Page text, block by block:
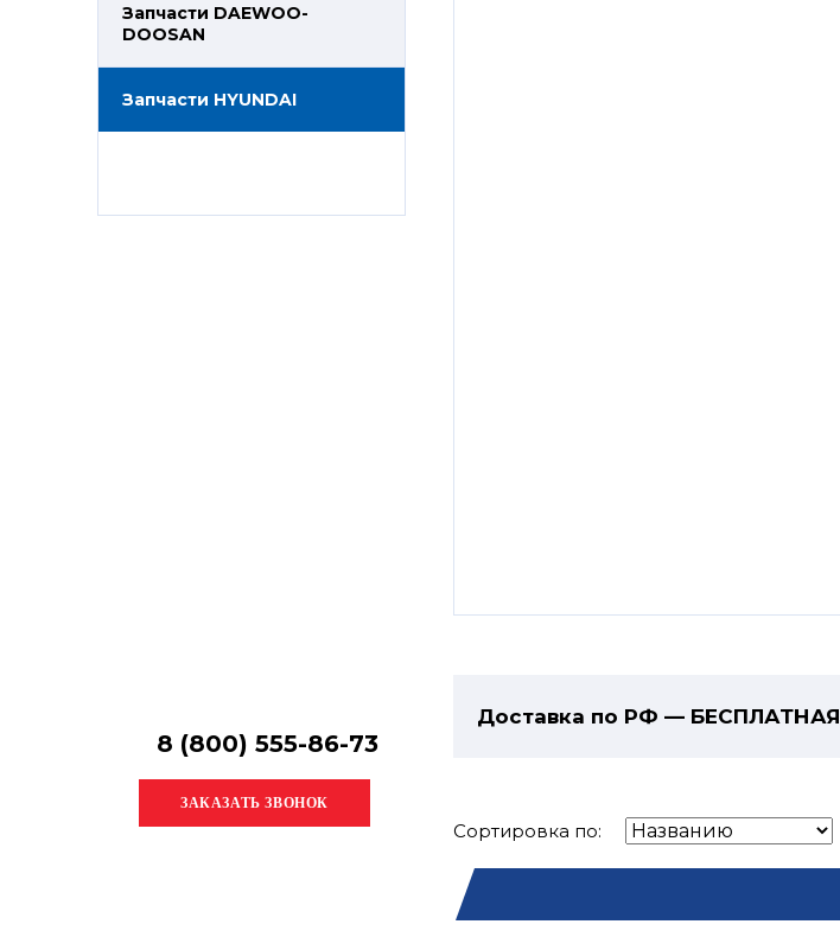
Запчасти DAEWOO-
DOOSAN
Запчасти HYUNDAI
8 (800) 555-86-73
Доставка по РФ — БЕСПЛАТНАЯ
Сортировка по: